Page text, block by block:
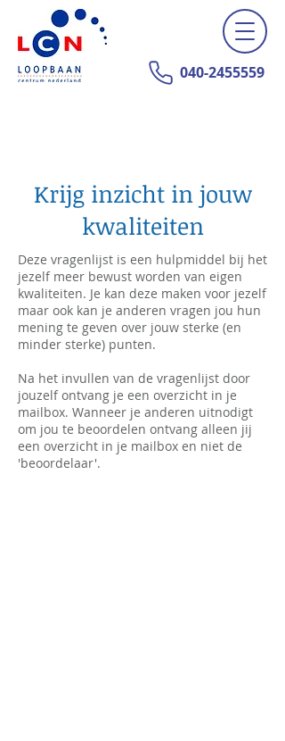
040-2455559
Krijg inzicht in jouw
kwaliteiten
Deze vragenlijst is een hulpmiddel bij het
jezelf meer bewust worden van eigen
kwaliteiten. Je kan deze maken voor jezelf
maar ook kan je anderen vragen jou hun
mening te geven over jouw sterke (en
minder sterke) punten.
Na het invullen van de vragenlijst door
jouzelf ontvang je een overzicht in je
mailbox. Wanneer je anderen uitnodigt
om jou te beoordelen ontvang alleen jij
een overzicht in je mailbox en niet de
'beoordelaar'.